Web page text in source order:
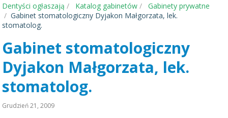
Dentyści ogłaszają Katalog gabinetów
Gabinety prywatne
Gabinet stomatologiczny Dyjakon Małgorzata, lek.
stomatolog.
Gabinet stomatologiczny
Dyjakon Małgorzata, lek.
stomatolog.
Grudzień 21, 2009